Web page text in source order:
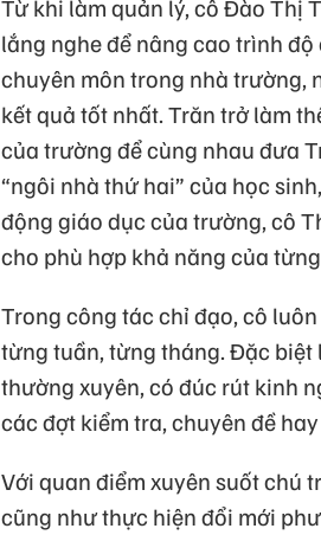
Từ khi làm quản lý, cô Đào Thị
lắng nghe để nâng cao trình
chuyên môn trong nhà trường,
kết quả tốt nhất. Trăn trở làm
của trường để cùng nhau đưa
“ngôi nhà thứ hai” của học
động giáo dục của trường, cô
cho phù hợp khả năng của
Trong công tác chỉ đạo, cô
từng tuần, từng tháng. Đặc
thường xuyên, có đúc rút kinh
các đợt kiểm tra, chuyên đề
Với quan điểm xuyên suốt chú
cũng như thực hiện đổi mới